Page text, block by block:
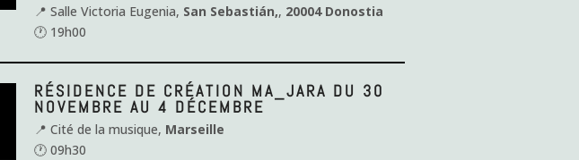
📍 Salle Victoria Eugenia, San Sebastián,, 20004 Donostia
🕐 19h00
RÉSIDENCE DE CRÉATION MA_JARA DU 30
NOVEMBRE AU 4 DÉCEMBRE
📍 Cité de la musique, Marseille
🕐 09h30